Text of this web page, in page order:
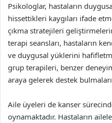
Psikologlar, hastaların
hissettikleri kaygıları ifade
çıkma stratejileri
terapi seansları, hastaların
ve duygusal yüklerini
grup terapileri, benzer
araya gelerek destek
Aile üyeleri de kanser
oynamaktadır. Hastaların